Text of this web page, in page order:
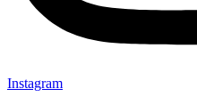
Instagram